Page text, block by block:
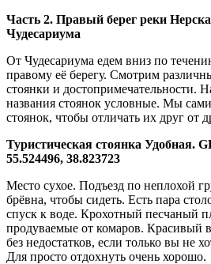
Часть 2. Правый берег реки
Чудесариума
От Чудесариума едем вниз по
правому её берегу. Смотрим
стоянки и достопримечательности.
названия стоянок условные. Мы
стоянок, чтобы отличать их друг от
Туристическая стоянка Удобная.
55.524496, 38.823723
Место сухое. Подъезд по неплохой
брёвна, чтобы сидеть. Есть пара
спуск к воде. Крохотный песчаный
продуваемые от комаров. Красивый
без недостатков, если только вы не
Для просто отдохнуть очень хорошо.